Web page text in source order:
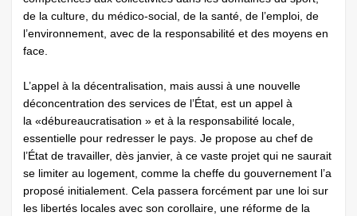
de la culture, du médico-social, de la santé, de l’emploi, de
l’environnement, avec de la responsabilité et des moyens en
face.
L’appel à la décentralisation, mais aussi à une nouvelle
déconcentration des services de l’État, est un appel à
la «débureaucratisation » et à la responsabilité locale,
essentielle pour redresser le pays. Je propose au chef de
l’État de travailler, dès janvier, à ce vaste projet qui ne saurait
se limiter au logement, comme la cheffe du gouvernement l’a
proposé initialement. Cela passera forcément par une loi sur
les libertés locales avec son corollaire, une réforme de la